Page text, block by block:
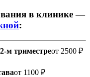
в клинике —
:
м триместреот 2500 ₽
от 1100 ₽